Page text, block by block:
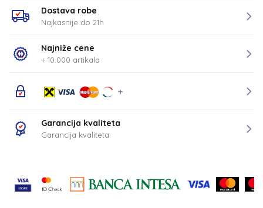
Dostava robe
Najkasnije do 21h
Najniže cene
+ 10.000 artikala
Garancija kvaliteta
Garancija kvaliteta